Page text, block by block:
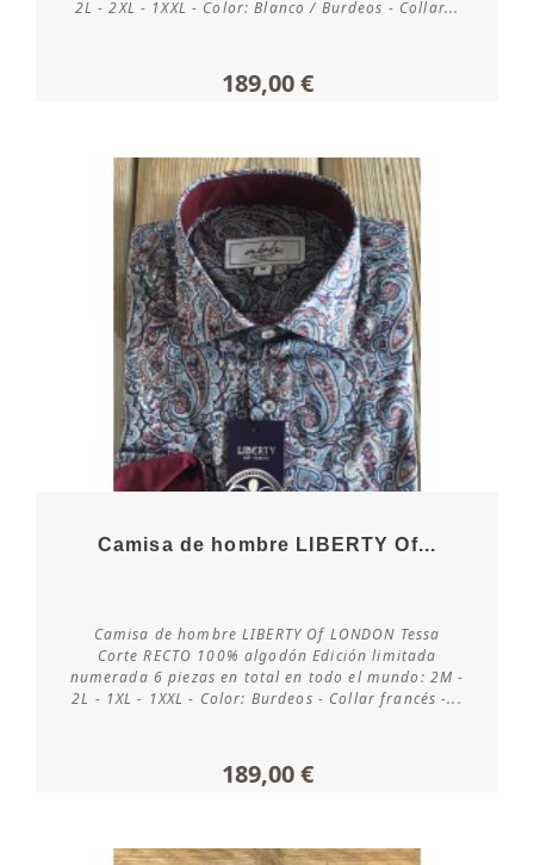
2L - 2XL - 1XXL - Color: Blanco / Burdeos - Collar...
189,00 €
Consultar disponibilidad
Camisa de hombre LIBERTY Of...
Camisa de hombre LIBERTY Of LONDON Tessa
Corte RECTO 100% algodón Edición limitada
numerada 6 piezas en total en todo el mundo: 2M -
2L - 1XL - 1XXL - Color: Burdeos - Collar francés -...
189,00 €